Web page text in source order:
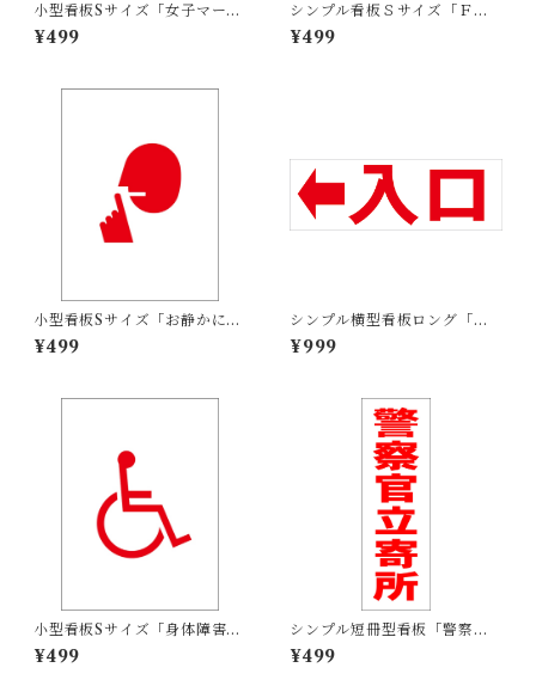
小型看板Sサイズ「女子マーク
（赤）」 屋外可【その他・マ
ーク】
¥499
シンプル看板Ｓサイズ「ＦＯ
Ｒ ＲＥＮＴ」【不動産】屋外
可
¥499
小型看板Sサイズ「お静かにマ
ーク（赤）」 屋外可【その
他・マーク】
¥499
シンプル横型看板ロング「入
口 左矢印(赤)」【駐車場】屋
外可
¥999
小型看板Sサイズ「身体障害者
マーク（赤）」 屋外可【その
他・マーク】
¥499
シンプル短冊型看板「警察官
立寄所（赤）」【防犯・防
災】屋外可
¥499